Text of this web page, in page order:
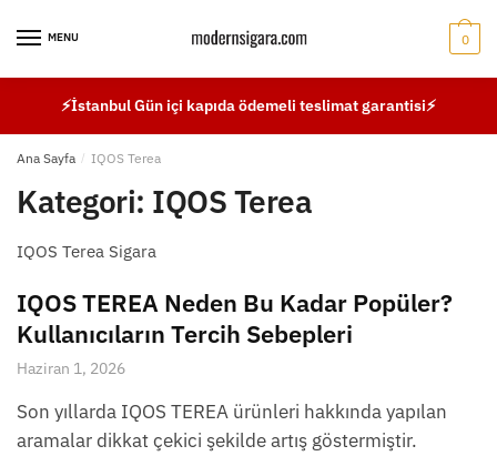
MENU 0
⚡İstanbul Gün içi kapıda ödemeli teslimat garantisi⚡
Ana Sayfa / IQOS Terea
Kategori: IQOS Terea
IQOS Terea Sigara
IQOS TEREA Neden Bu Kadar Popüler?
Kullanıcıların Tercih Sebepleri
Haziran 1, 2026
Son yıllarda IQOS TEREA ürünleri hakkında yapılan
aramalar dikkat çekici şekilde artış göstermiştir.